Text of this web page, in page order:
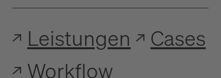
Leistungen
Cases
Workflow